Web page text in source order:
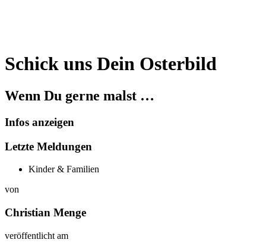
Schick uns Dein Osterbild
Wenn Du gerne malst …
Infos anzeigen
Letzte Meldungen
Kinder & Familien
von
Christian Menge
veröffentlicht am